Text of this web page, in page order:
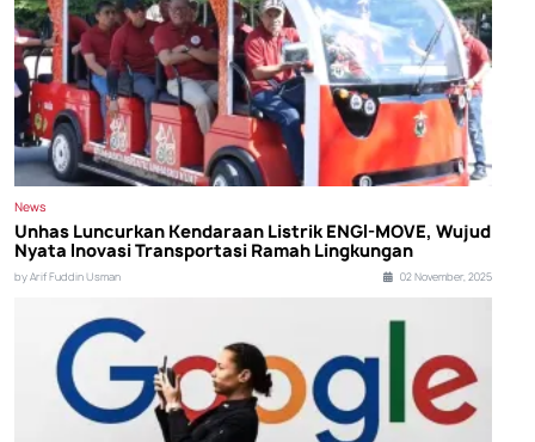
News
Unhas Luncurkan Kendaraan Listrik ENGI-MOVE, Wujud
Nyata Inovasi Transportasi Ramah Lingkungan
by Arif Fuddin Usman 02 November, 2025